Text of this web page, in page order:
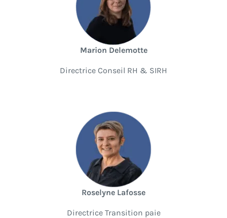
Marion Delemotte
Directrice Conseil RH & SIRH
Roselyne Lafosse
Directrice Transition paie